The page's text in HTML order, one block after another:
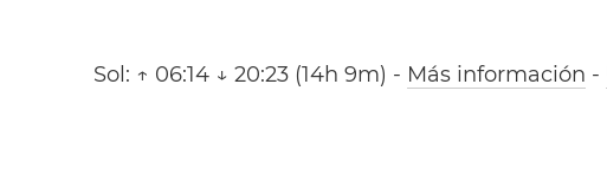
Sol: ↑ 06:14 ↓ 20:23 (14h 9m) - Más información -